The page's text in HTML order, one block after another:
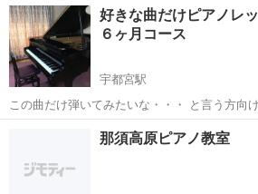
好きな曲だけピアノレ
６ヶ月コース
宇都宮駅
この曲だけ弾いてみたいな・・・ と言う方向
す。 【３ヶ月コース 月に２回×３ヶ月(計6回)】 【６ヶ月コース 月
に２回×６ヶ月(計12回)】 月謝：
宇都宮市 宇都宮駅 ピアノ
那須高原ピアノ教室